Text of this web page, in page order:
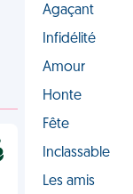
Agaçant
Infidélité
Amour
Honte
Fête
Inclassable
Les amis